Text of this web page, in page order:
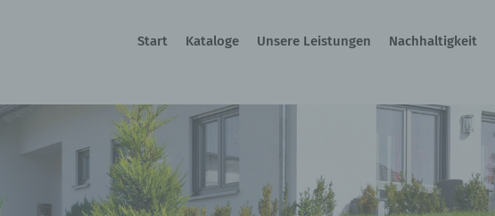
Start Kataloge Unsere Leistungen Nachhaltigkeit